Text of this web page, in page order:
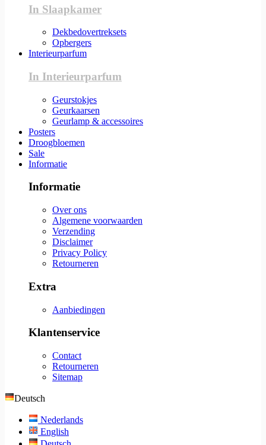
In Slaapkamer
Dekbedovertreksets
Opbergers
Interieurparfum
In Interieurparfum
Geurstokjes
Geurkaarsen
Geurlamp & accessoires
Posters
Droogbloemen
Sale
Informatie
Informatie
Over ons
Algemene voorwaarden
Verzending
Disclaimer
Privacy Policy
Retourneren
Extra
Aanbiedingen
Klantenservice
Contact
Retourneren
Sitemap
Deutsch
Nederlands
English